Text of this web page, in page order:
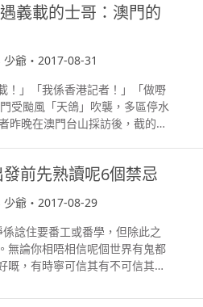
我們未必承受得到。但如果可以
身體的確會出現變化！ （Ivory
） 大腦夠氧氣：創
照 多飲水不只令物理層面的身
咖啡也精力充沛，就連傍晚跑步
系列期刊一關於人類神經科
量氧氣才能有效運行，而水就是
的我們可以提升腦效能，好像更
以幫助減重 （pureboba@IG、
Green Tea Latte Venti含320
奶則有約442卡路里。如果我
可以為我們減少很多糖份的攝
清除有害的毒素和廢物，令身
，亦可以增加飽腹感，減低食
免疫系統增強，不易生病 就連
一定要喝檸檬暖水，平衡pH
義載的士哥：澳門的
爺・2017-08-31
！」「我係香港記者！」「做嘢
受颱風「天鴿」吹襲，多區停水
昨晚在澳門台山採訪後，截的士
反感。 澳門受颱風「天鴿」吹
，免費接送需要幫助的災民及
早在「天鴿」吹襲首天，《香
關閘，的士司機已向記者開出
，因為澳門的士司機宰客與大
，年約40多歲、義載的威哥，
（澳門）的士佬都有好人！」
前先熟讀呢6個禁忌
爺・2017-08-29
諗住要番工或番學，但除此之
無論你相唔相信呢個世界有鬼都
嘅，有時寧可信其有不可信其無
呢類古老地方多年黎積聚咗好多